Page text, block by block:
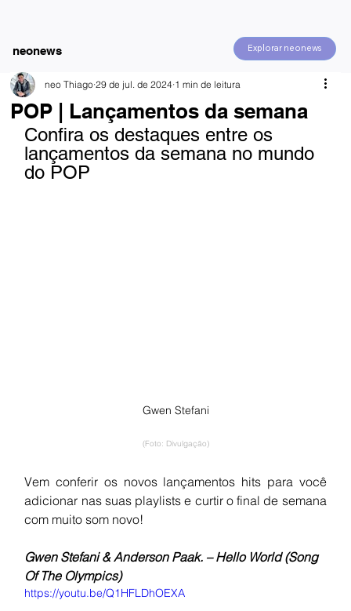
Explorar neonews
neonews
POP | Lançamentos da semana
neo Thiago 29 de jul. de 2024 1 min de leitura
Confira os destaques entre os
lançamentos da semana no mundo
do POP
Gwen Stefani
(Foto: Divulgação)
Vem conferir os novos lançamentos hits para você
adicionar nas suas playlists e curtir o final de semana
com muito som novo!
Gwen Stefani & Anderson Paak. – Hello World (Song
Of The Olympics)
https://youtu.be/Q1HFLDhOEXA